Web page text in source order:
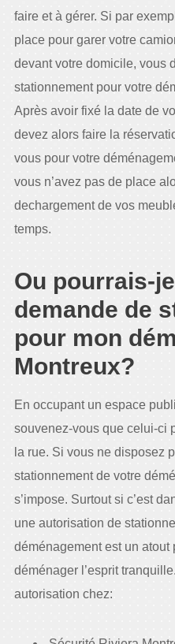
faire et à gérer. Si par
place pour garer votre
devant votre domicile, vous
stationnement pour votre
Après avoir fixé la date de
devez alors faire la
vous pour votre
vous n’avez pas de place
dechargement de vos
temps.
Ou pourrais-
demande de
pour mon
Montreux?
En occupant un espace
souvenez-vous que celui-ci
la rue. Si vous ne disposez
stationnement de votre
s’impose. Surtout si c’est
une autorisation de
déménagement est un
déménager l’esprit
autorisation chez: